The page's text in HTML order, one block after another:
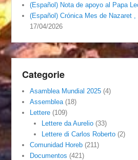
(Español) Nota de apoyo al Papa
(Español) Crónica Mes de Nazaret
17/04/2026
Categorie
Asamblea Mundial 2025 (4)
Assemblea (18)
Lettere (109)
Lettere da Aurelio(33)
Lettere di Carlos Roberto(2)
Comunidad Horeb (211)
Documentos (421)